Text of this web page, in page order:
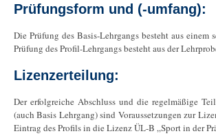
Prüfungsform und (-umfang):
Die Prüfung des Basis-Lehrgangs besteht aus einem
Prüfung des Profil-Lehrgangs besteht aus der
Lizenzerteilung:
Der erfolgreiche Abschluss und die regelmäßige
(auch Basis Lehrgang) sind Voraussetzungen zur
Eintrag des Profils in die Lizenz ÜL-B „Sport in der